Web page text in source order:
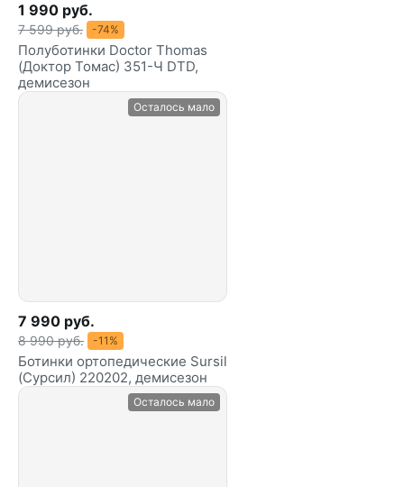
1 990 руб.
7 599 руб. -74%
Полуботинки Doctor Thomas
(Доктор Томас) 351-Ч DTD,
демисезон
Осталось мало
7 990 руб.
8 990 руб. -11%
Ботинки ортопедические Sursil
(Сурсил) 220202, демисезон
Осталось мало